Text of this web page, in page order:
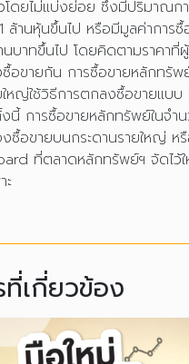
โดยไม่แบ่งย่อย ซึ่งมีปริมาณก
ล้านหุ้นขึ้นไป หรือมีมูลค่าการซื้
บาทขึ้นไป โดยคิดตามราคาที่
อขายกัน การซื้อขายหลักทรัพ
ใหญ่ใช้วิธีการตกลงซื้อขายแบบ
นี้ การซื้อขายหลักทรัพย์ในจำ
ซื้อขายบนกระดานรายใหญ่ ห
ที่ตลาดหลักทรัพย์ฯ จัดไว้ใ
ะ
เกี่ยวข้อง